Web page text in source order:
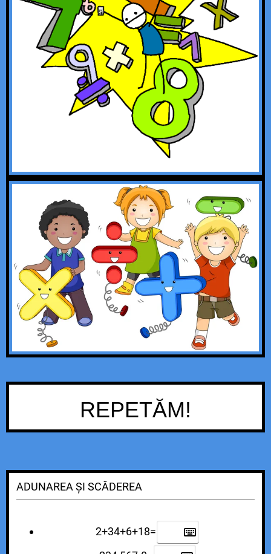
REPETĂM!
ADUNAREA ȘI SCĂDEREA
2+34+6+18=